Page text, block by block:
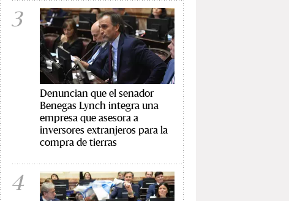
3
Denuncian que el senador
Benegas Lynch integra una
empresa que asesora a
inversores extranjeros para la
compra de tierras
4